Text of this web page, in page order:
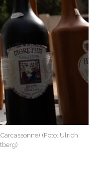
(Foto: Ulrich